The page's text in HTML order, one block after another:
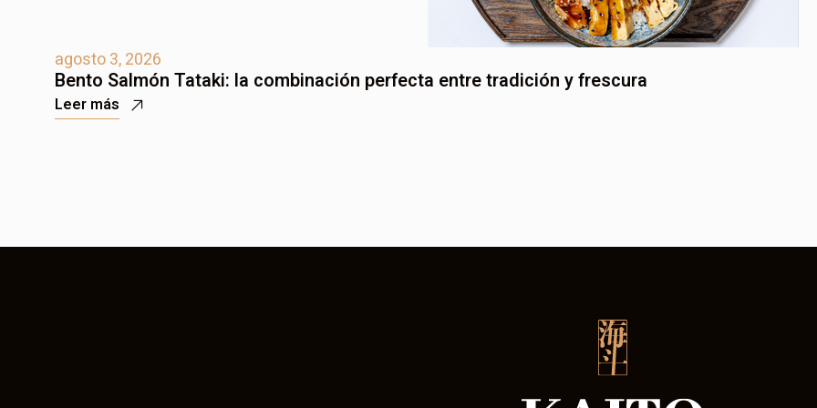
agosto 3, 2026
Bento Salmón Tataki: la combinación perfecta entre tradición y frescura
Leer más